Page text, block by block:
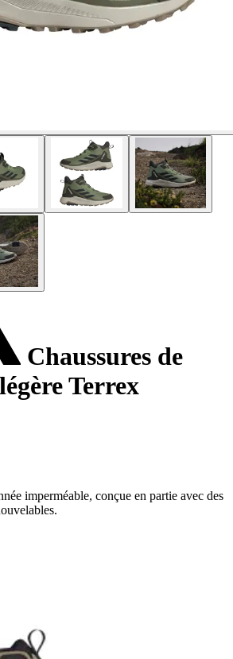
Chaussures de
Terrex
imperméable, conçue en partie avec des